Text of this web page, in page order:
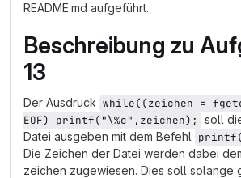
README.md aufgeführt.
Beschreibung zu
13
Der Ausdruck while((zeichen =
EOF) printf("\%c",zeichen);
soll
Datei ausgeben mit dem Befehl
Die Zeichen der Datei werden dabei
zeichen zugewiesen. Dies soll solange